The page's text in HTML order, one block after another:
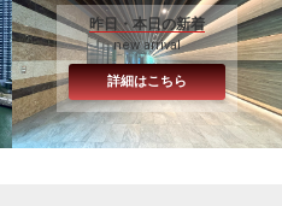
昨日・本日の新着
new arrival
詳細はこちら